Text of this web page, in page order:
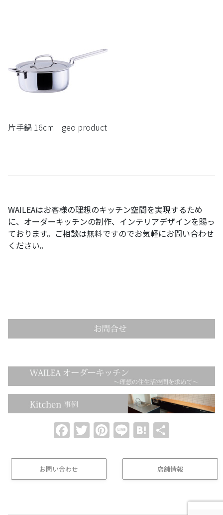
片手鍋 16cm geo product
WAILEAはお客様の理想のキッチン空間を実現するため
に、オーダーキッチンの制作、インテリアデザインを賜っ
ております。ご相談は無料ですのでお気軽にお問い合わせ
ください。
Facebook
Twitter
Pinterest
LineHatena
お問い合わせ 店舗情報